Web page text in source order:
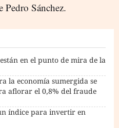
Sánchez.
en el punto de mira de la
la economía sumergida se
aflorar el 0,8% del fraude
índice para invertir en